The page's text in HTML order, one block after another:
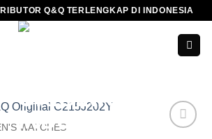
Q&Q TERLENGKAP DI INDONESIA
WATCHES